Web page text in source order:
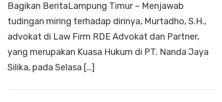
Murtadho,
S.H.
Sebut
Opini
Bagikan BeritaLampung Timur – Menjawab
tudingan miring terhadap dirinya, Murtadho, S.H.,
advokat di Law Firm RDE Advokat dan Partner,
yang merupakan Kuasa Hukum di PT. Nanda Jaya
Silika, pada Selasa […]